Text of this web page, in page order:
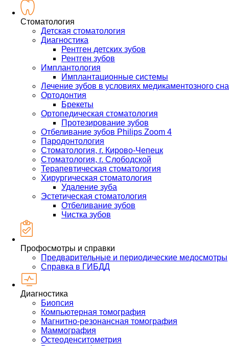
Стоматология
Детская стоматология
Диагностика
Рентген детских зубов
Рентген зубов
Имплантология
Имплантационные системы
Лечение зубов в условиях медикаментозного сна
Ортодонтия
Брекеты
Ортопедическая стоматология
Протезирование зубов
Отбеливание зубов Philips Zoom 4
Пародонтология
Стоматология, г. Кирово-Чепецк
Стоматология, г. Слободской
Терапевтическая стоматология
Хирургическая стоматология
Удаление зуба
Эстетическая стоматология
Отбеливание зубов
Чистка зубов
Профосмотры и справки
Предварительные и периодические медосмотры
Справка в ГИБДД
Диагностика
Биопсия
Компьютерная томография
Магнитно-резонансная томография
Маммография
Остеоденситометрия